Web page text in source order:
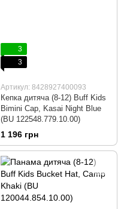
3
3
Артикул: 8428927400093
Кепка дитяча (8-12) Buff Kids
Bimini Cap, Kasai Night Blue
(BU 122548.779.10.00)
1 196 грн